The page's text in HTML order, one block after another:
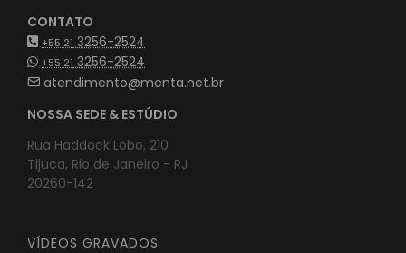
CONTATO
+55 213256-2524
+55 213256-2524
atendimento@menta.net.br
NOSSA SEDE & ESTÚDIO
Rua Haddock Lobo, 210
Tijuca, Rio de Janeiro - RJ
20260-142
VÍDEOS GRAVADOS